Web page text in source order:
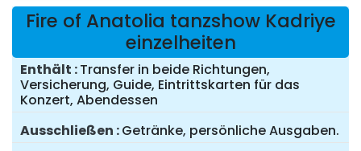
Fire of Anatolia tanzshow Kadriye
einzelheiten
Enthält Transfer in beide Richtungen,
Versicherung, Guide, Eintrittskarten für das
Konzert, Abendessen
Ausschließen Getränke, persönliche Ausgaben.